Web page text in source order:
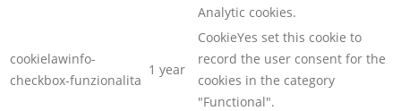
Analytic cookies.
cookielawinfo-
checkbox-funzionalita
1 year
CookieYes set this cookie to
record the user consent for the
cookies in the category
"Functional".